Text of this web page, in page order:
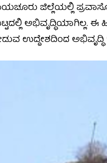
ಜಿಲ್ಲೆಯಲ್ಲಿ
ಅಭಿವೃದ್ಧಿಯಾಗಿಲ್ಲ.
ಉದ್ದೇಶದಿಂದ ಅಭಿವೃದ್ಧಿ